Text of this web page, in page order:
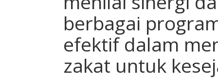
berbagai
efektif dalam
zakat untuk